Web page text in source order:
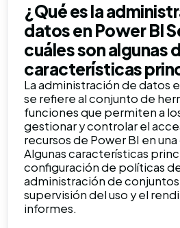
¿Qué es la
datos en Power BI
cuáles son algunas
características
La administración de datos
se refiere al conjunto de
funciones que permiten a
gestionar y controlar el
recursos de Power BI en
Algunas características
configuración de políticas
administración de conjuntos
supervisión del uso y el
informes.